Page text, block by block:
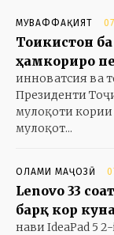
МУВАФФАҚИЯТ
Тоҷикистон
ҳамкориро
инноватсия ва
Президенти
мулоқоти кории
мулоқот...
ОЛАМИ МАҶОЗӢ
Lenovo 33
барқ кор
нави IdeaPad 5